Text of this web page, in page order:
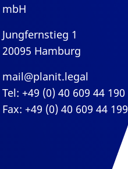
mbH
Jungfernstieg 1
20095 Hamburg
mail@planit.legal
Tel: +49 (0) 40 609 44 190
Fax: +49 (0) 40 609 44 199